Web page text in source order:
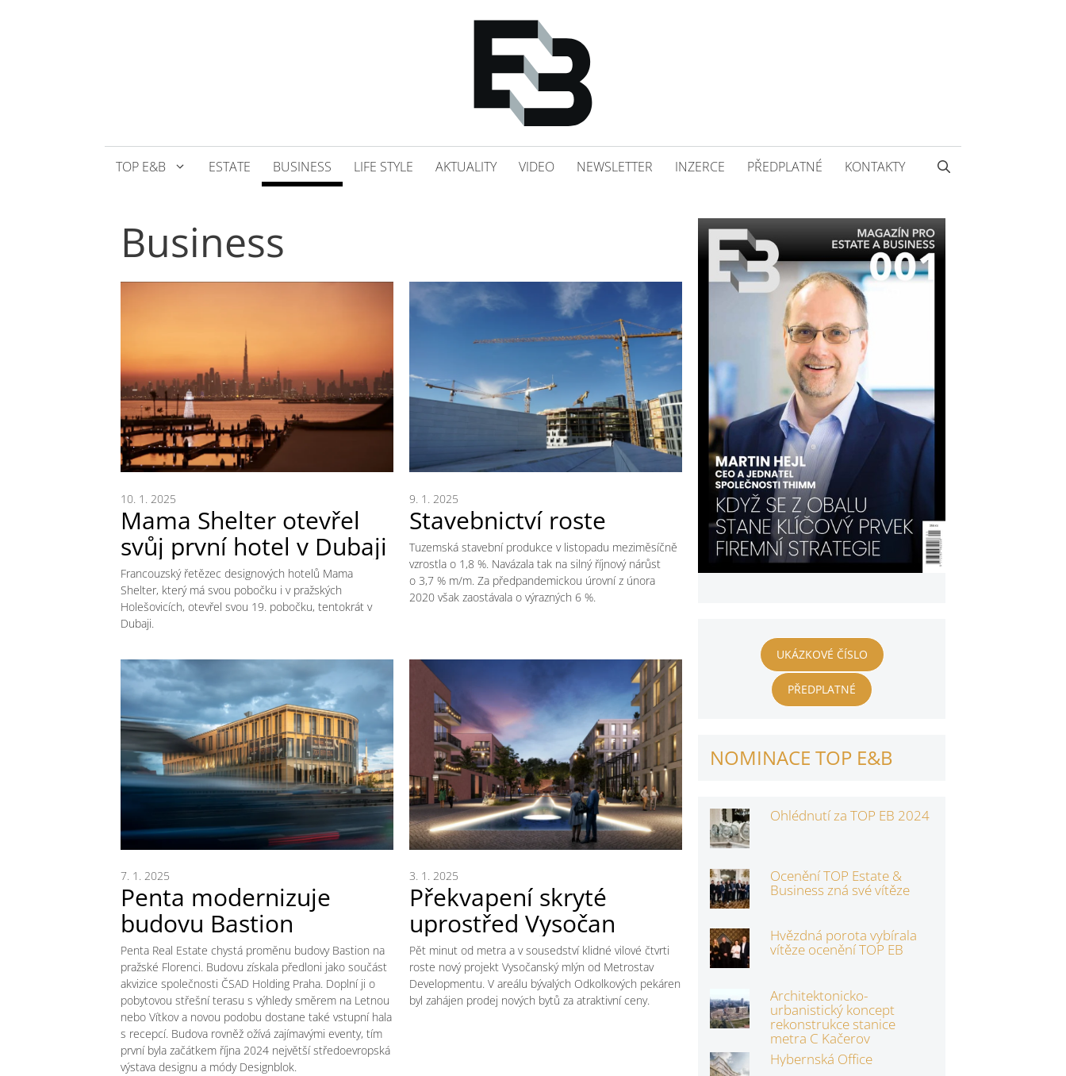
TOP E&B ESTATE BUSINESS LIFE STYLE AKTUALITY VIDEO NEWSLETTER INZERCE PŘEDPLATNÉ KONTAKTY
Business
Mama Shelter otevřel
svůj první hotel v Dubaji
10. 1. 2025
Francouzský řetězec designových hotelů Mama
Shelter, který má svou pobočku i v pražských
Holešovicích, otevřel svou 19. pobočku, tentokrát v
Dubaji.
Stavebnictví roste
9. 1. 2025
Tuzemská stavební produkce v listopadu meziměsíčně
vzrostla o 1,8 %. Navázala tak na silný říjnový nárůst
o 3,7 % m/m. Za předpandemickou úrovní z února
2020 však zaostávala o výrazných 6 %.
Penta modernizuje
budovu Bastion
7. 1. 2025
Penta Real Estate chystá proměnu budovy Bastion na
pražské Florenci. Budovu získala předloni jako součást
akvizice společnosti ČSAD Holding Praha. Doplní ji o
pobytovou střešní terasu s výhledy směrem na Letnou
nebo Vítkov a novou podobu dostane také vstupní hala
s recepcí. Budova rovněž ožívá zajímavými eventy, tím
první byla začátkem října 2024 největší středoevropská
výstava designu a módy Designblok.
Překvapení skryté
uprostřed Vysočan
3. 1. 2025
Pět minut od metra a v sousedství klidné vilové čtvrti
roste nový projekt Vysočanský mlýn od Metrostav
Developmentu. V areálu bývalých Odkolkových pekáren
byl zahájen prodej nových bytů za atraktivní ceny.
UKÁZKOVÉ ČÍSLO
PŘEDPLATNÉ
NOMINACE TOP E&B
Ohlédnutí za TOP EB 2024
Ocenění TOP Estate &
Business zná své vítěze
Hvězdná porota vybírala
vítěze ocenění TOP EB
Architektonicko-
urbanistický koncept
rekonstrukce stanice
metra C Kačerov
Hybernská Office